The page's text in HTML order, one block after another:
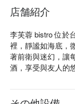
店舗紹介
李芙蓉 bistro 位於
裡，靜謐如海底，
著前衛與迷幻，讓
酒，享受與友人的
在這樣的氛圍中，
酒炒蛋成為絕佳的